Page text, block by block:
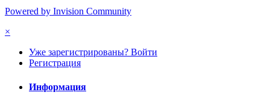
Powered by Invision Community
×
Уже зарегистрированы? Войти
Регистрация
Информация